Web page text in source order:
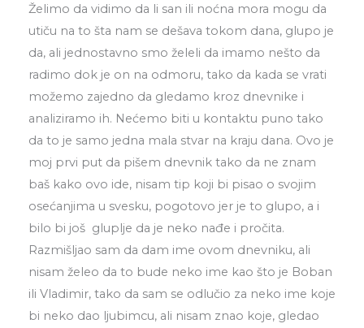
Želimo da vidimo da li san ili noćna mora mogu da
utiču na to šta nam se dešava tokom dana, glupo je
da, ali jednostavno smo želeli da imamo nešto da
radimo dok je on na odmoru, tako da kada se vrati
možemo zajedno da gledamo kroz dnevnike i
analiziramo ih. Nećemo biti u kontaktu puno tako
da to je samo jedna mala stvar na kraju dana. Ovo je
moj prvi put da pišem dnevnik tako da ne znam
baš kako ovo ide, nisam tip koji bi pisao o svojim
osećanjima u svesku, pogotovo jer je to glupo, a i
bilo bi još gluplje da je neko nađe i pročita.
Razmišljao sam da dam ime ovom dnevniku, ali
nisam želeo da to bude neko ime kao što je Boban
ili Vladimir, tako da sam se odlučio za neko ime koje
bi neko dao ljubimcu, ali nisam znao koje, gledao